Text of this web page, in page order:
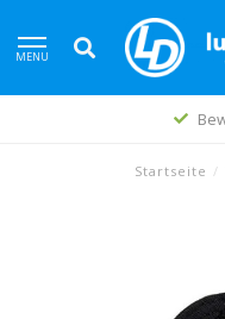
MENU
Startseite /